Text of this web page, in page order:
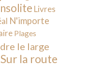
Livres
N'importe
Plages
le large
Sur la route